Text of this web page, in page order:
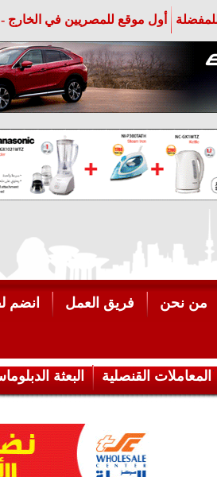
أول موقع للمصريين في الخارج -
من نحن فريق العمل انضم
المعاملات القنصلية البعثة